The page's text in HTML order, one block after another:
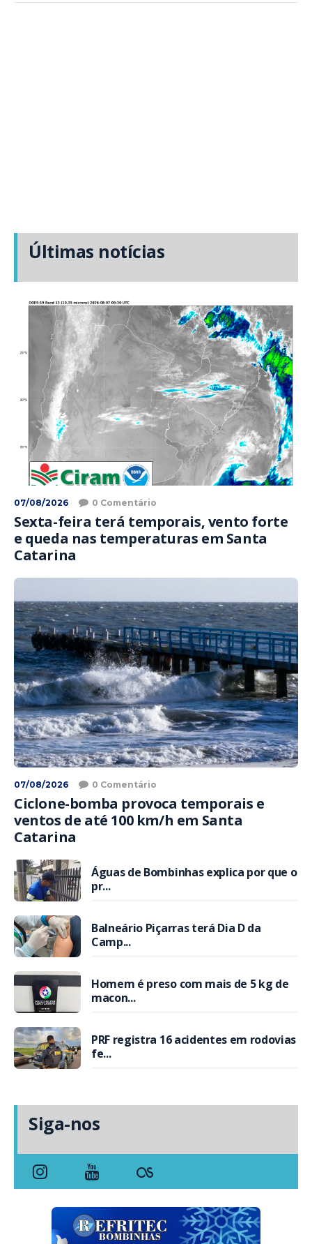
Últimas notícias
07/08/2026 0 Comentário
Sexta-feira terá temporais, vento forte
e queda nas temperaturas em Santa
Catarina
07/08/2026 0 Comentário
Ciclone-bomba provoca temporais e
ventos de até 100 km/h em Santa
Catarina
Águas de Bombinhas explica por que o
pr...
Balneário Piçarras terá Dia D da
Camp...
Homem é preso com mais de 5 kg de
macon...
PRF registra 16 acidentes em rodovias
fe...
Siga-nos